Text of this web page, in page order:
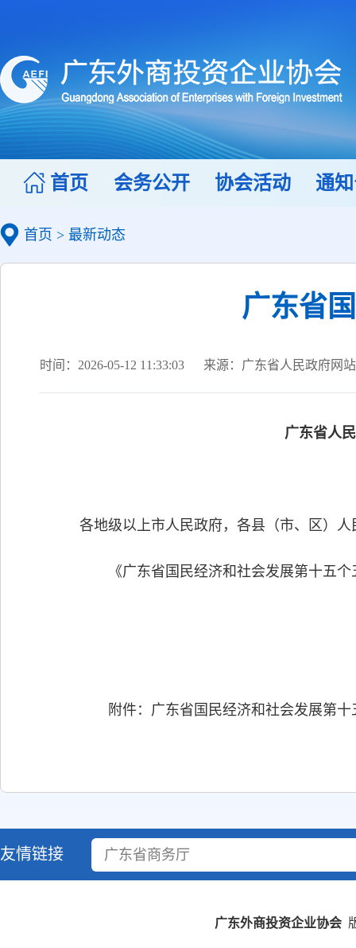
首页 会务公开 协会活动 通
首页 > 最新动态
广东省
时间：2026-05-12 11:33:03 来源：广东省人民政府网站
广东省人
各地级以上市人民政府，各县（市、区）
《广东省国民经济和社会发展第十五个
附件： 广东省国民经济和社会发展第
友情链接 广东省商务厅
广东外商投资企业协会